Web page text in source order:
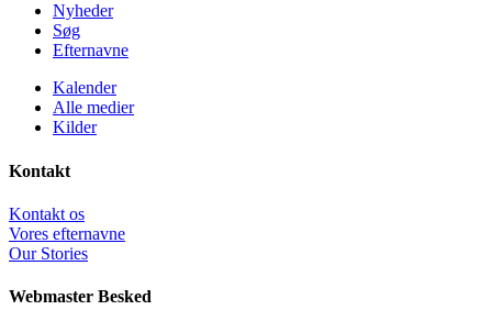
Nyheder
Søg
Efternavne
Kalender
Alle medier
Kilder
Kontakt
Kontakt os
Vores efternavne
Our Stories
Webmaster Besked